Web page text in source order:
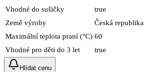
Vhodné do sušičky
true
Země výroby
Česká republika
Maximální teplota praní (°C) 60
Vhodné pro děti do 3 let
true
Hlídat cenu